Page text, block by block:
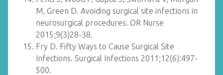
M, Green D. Avoiding surgical site infections in
neurosurgical procedures. OR Nurse
2015;9(3)28-38.
Fry D. Fifty Ways to Cause Surgical Site
Infections. Surgical Infections 2011;12(6):497-
500.